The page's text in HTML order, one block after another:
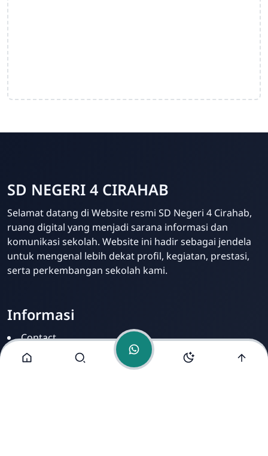
Admin
Online
SD NEGERI 4 CIRAHAB
Selamat datang di Website resmi SD Negeri 4 Cirahab,
ruang digital yang menjadi sarana informasi dan
komunikasi sekolah. Website ini hadir sebagai jendela
untuk mengenal lebih dekat profil, kegiatan, prestasi,
serta perkembangan sekolah kami.
Informasi
Contact
Disclamer